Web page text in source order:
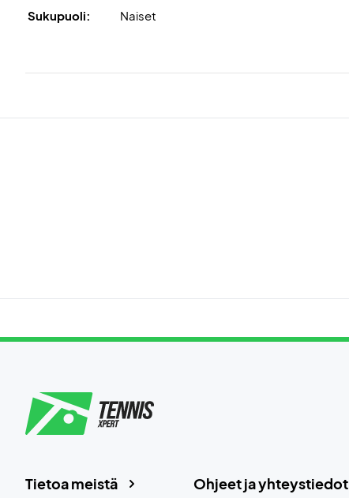
Sukupuoli:
Naiset
Ohjeet ja yhteystiedot
Tietoa meistä